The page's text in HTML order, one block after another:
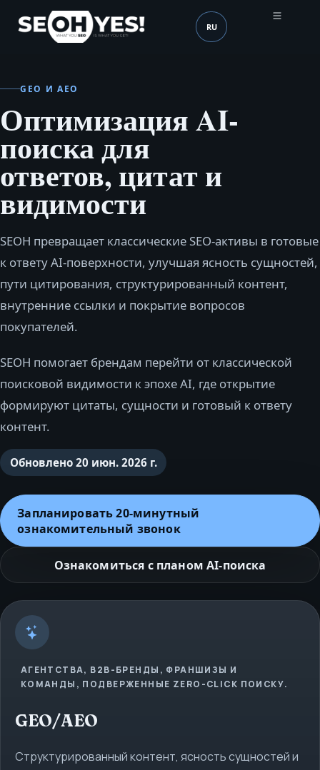
SEOH Язык (mobile header)
RU
GEO И AEO
Оптимизация AI-
поиска для
ответов, цитат и
видимости
SEOH превращает классические SEO-активы в готовые
к ответу AI-поверхности, улучшая ясность сущностей,
пути цитирования, структурированный контент,
внутренние ссылки и покрытие вопросов
покупателей.
SEOH помогает брендам перейти от классической
поисковой видимости к эпохе AI, где открытие
формируют цитаты, сущности и готовый к ответу
контент.
Обновлено 20 июн. 2026 г.
Запланировать 20‑минутный
ознакомительный звонок
Ознакомиться с планом AI-поиска
АГЕНТСТВА, B2B-БРЕНДЫ, ФРАНШИЗЫ И
КОМАНДЫ, ПОДВЕРЖЕННЫЕ ZERO-CLICK ПОИСКУ.
GEO/AEO
Структурированный контент, ясность сущностей и